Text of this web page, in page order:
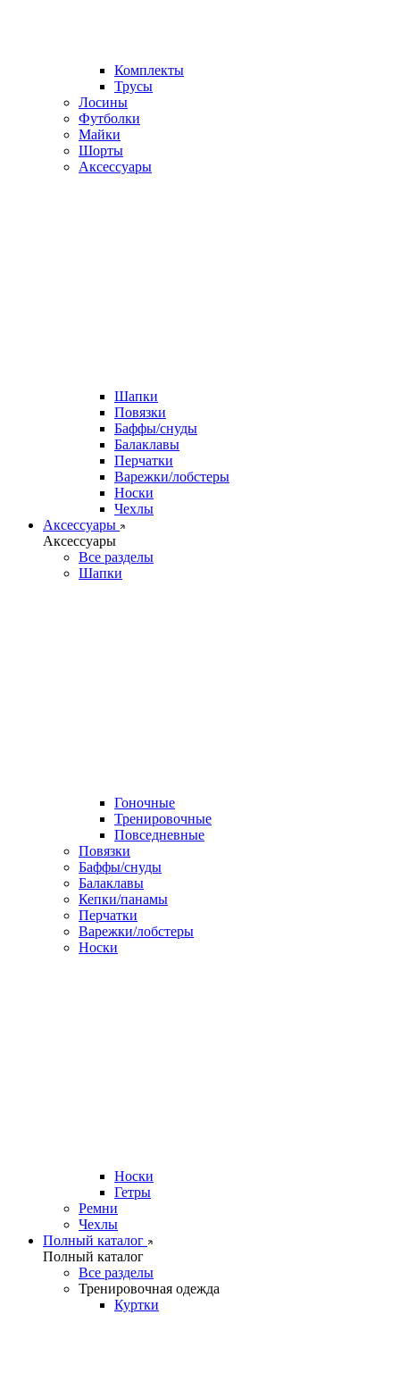
Комплекты
Трусы
Лосины
Футболки
Майки
Шорты
Аксессуары
Шапки
Повязки
Баффы/снуды
Балаклавы
Перчатки
Варежки/лобстеры
Носки
Чехлы
Аксессуары
Аксессуары
Все разделы
Шапки
Гоночные
Тренировочные
Повседневные
Повязки
Баффы/снуды
Балаклавы
Кепки/панамы
Перчатки
Варежки/лобстеры
Носки
Носки
Гетры
Ремни
Чехлы
Полный каталог
Полный каталог
Все разделы
Тренировочная одежда
Куртки